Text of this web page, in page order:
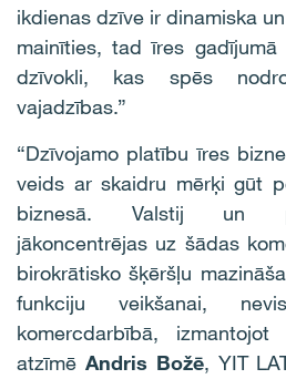
ikdienas dzīve ir dinamiska
mainīties, tad īres
dzīvokli, kas spēs
vajadzības.”
“Dzīvojamo platību īres
veids ar skaidru mērķi gūt
biznesā. Valstij un
jākoncentrējas uz šādas
birokrātisko šķēršļu
funkciju veikšanai,
komercdarbībā, izmantojot
atzīmē Andris Božē, YIT